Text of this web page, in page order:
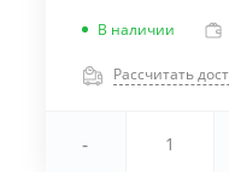
В наличии
Рассчитать
-